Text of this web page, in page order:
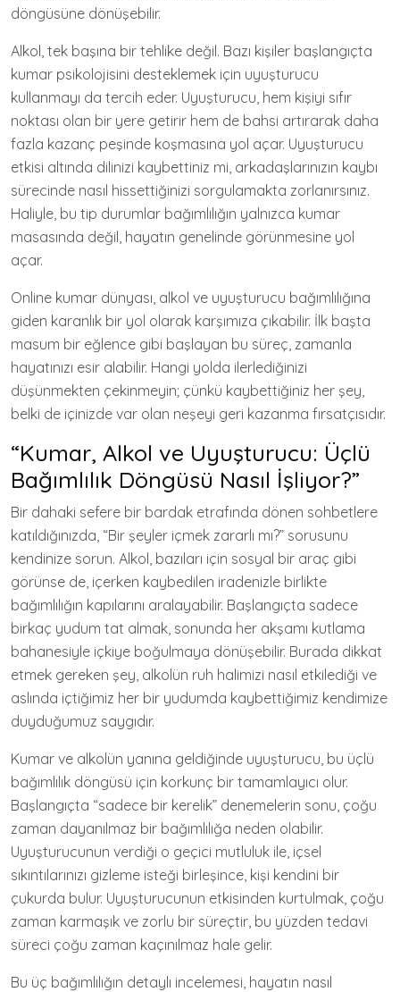
döngüsüne dönüşebilir.
Alkol, tek başına bir tehlike değil. Bazı kişiler başlangıçta
kumar psikolojisini desteklemek için uyuşturucu
kullanmayı da tercih eder. Uyuşturucu, hem kişiyi sıfır
noktası olan bir yere getirir hem de bahsi artırarak daha
fazla kazanç peşinde koşmasına yol açar. Uyuşturucu
etkisi altında dilinizi kaybettiniz mi, arkadaşlarınızın kaybı
sürecinde nasıl hissettiğinizi sorgulamakta zorlanırsınız.
Haliyle, bu tip durumlar bağımlılığın yalnızca kumar
masasında değil, hayatın genelinde görünmesine yol
açar.
Online kumar dünyası, alkol ve uyuşturucu bağımlılığına
giden karanlık bir yol olarak karşımıza çıkabilir. İlk başta
masum bir eğlence gibi başlayan bu süreç, zamanla
hayatınızı esir alabilir. Hangi yolda ilerlediğinizi
düşünmekten çekinmeyin; çünkü kaybettiğiniz her şey,
belki de içinizde var olan neşeyi geri kazanma fırsatçısıdır.
“Kumar, Alkol ve Uyuşturucu: Üçlü
Bağımlılık Döngüsü Nasıl İşliyor?”
Bir dahaki sefere bir bardak etrafında dönen sohbetlere
katıldığınızda, “Bir şeyler içmek zararlı mı?” sorusunu
kendinize sorun. Alkol, bazıları için sosyal bir araç gibi
görünse de, içerken kaybedilen iradenizle birlikte
bağımlılığın kapılarını aralayabilir. Başlangıçta sadece
birkaç yudum tat almak, sonunda her akşamı kutlama
bahanesiyle içkiye boğulmaya dönüşebilir. Burada dikkat
etmek gereken şey, alkolün ruh halimizi nasıl etkilediği ve
aslında içtiğimiz her bir yudumda kaybettiğimiz kendimize
duyduğumuz saygıdır.
Kumar ve alkolün yanına geldiğinde uyuşturucu, bu üçlü
bağımlılık döngüsü için korkunç bir tamamlayıcı olur.
Başlangıçta “sadece bir kerelik” denemelerin sonu, çoğu
zaman dayanılmaz bir bağımlılığa neden olabilir.
Uyuşturucunun verdiği o geçici mutluluk ile, içsel
sıkıntılarınızı gizleme isteği birleşince, kişi kendini bir
çukurda bulur. Uyuşturucunun etkisinden kurtulmak, çoğu
zaman karmaşık ve zorlu bir süreçtir, bu yüzden tedavi
süreci çoğu zaman kaçınılmaz hale gelir.
Bu üç bağımlılığın detaylı incelemesi, hayatın nasıl